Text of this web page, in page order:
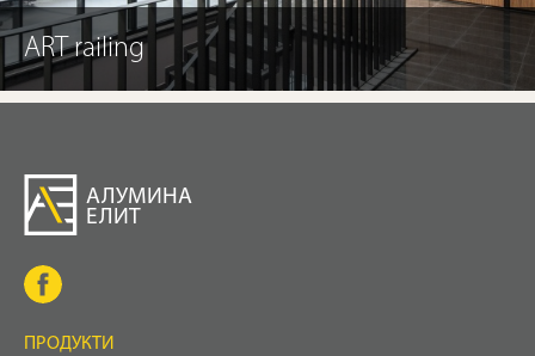
ART railing
АЛУМИНА
ЕЛИТ
ПРОДУКТИ